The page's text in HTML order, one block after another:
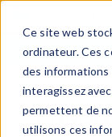
Ce site web
ordinateur. Ces
des informations
interagissez
permettent de
utilisons ces